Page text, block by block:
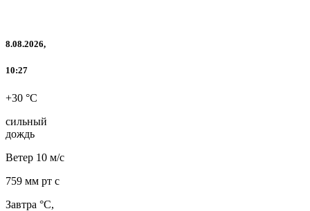
8.08.2026,
10:27
+30 °C
сильный
дождь
Ветер 10 м/с
759 мм рт с
Завтра °C,